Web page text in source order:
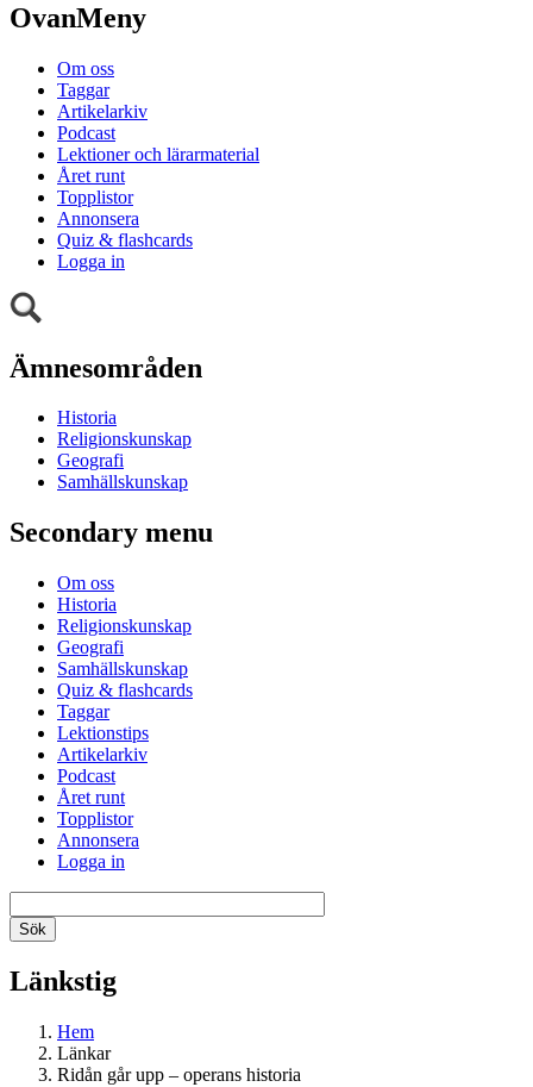
OvanMeny
Om oss
Taggar
Artikelarkiv
Podcast
Lektioner och lärarmaterial
Året runt
Topplistor
Annonsera
Quiz & flashcards
Logga in
Ämnesområden
Historia
Religionskunskap
Geografi
Samhällskunskap
Secondary menu
Om oss
Historia
Religionskunskap
Geografi
Samhällskunskap
Quiz & flashcards
Taggar
Lektionstips
Artikelarkiv
Podcast
Året runt
Topplistor
Annonsera
Logga in
Länkstig
Hem
Länkar
Ridån går upp – operans historia